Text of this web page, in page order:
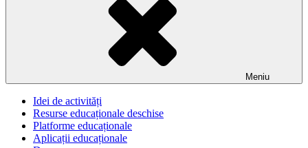
Meniu
Idei de activități
Resurse educaționale deschise
Platforme educaționale
Aplicații educaționale